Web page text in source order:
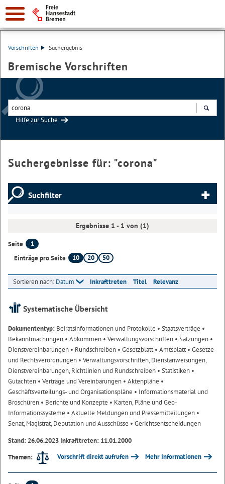
Vorschriften Suchergebnis
Bremische Vorschriften
Hilfe zur Suche
Suchergebnisse für: "corona"
Suchfilter
Ergebnisse 1 - 1 von (1)
Seite
1
Einträge pro Seite
10 20 50
Sortieren nach: Datum Inkrafttreten Titel Relevanz
Systematische Übersicht
Dokumententyp: Beiratsinformationen und Protokolle • Staatsverträge •
Bekanntmachungen • Abkommen • Verwaltungsvorschriften • Satzungen •
Dienstvereinbarungen • Rundschreiben • Gesetzblatt• Amtsblatt• Gesetze
und Rechtsverordnungen • Verwaltungsvorschriften, Dienstanweisungen,
Dienstvereinbarungen, Richtlinien und Rundschreiben • Statistiken •
Gutachten • Verträge und Vereinbarungen • Aktenpläne •
Geschäftsverteilungs- und Organisationspläne • Informationsmaterial und
Broschüren • Berichte und Konzepte • Karten, Pläne und Geo-
Informationssysteme • Aktuelle Meldungen und Pressemitteilungen •
Senat, Magistrat, Deputation und Ausschüsse • Gerichtsentscheidungen
Stand: 26.06.2023 Inkrafttreten: 11.01.2000
Themen:
Vorschrift direkt aufrufen Mehr Informationen